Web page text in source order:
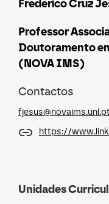
Frederico Cruz
Professor
Doutoramento
(NOVA IMS)
Contactos
fjesus@novaims.unl.pt
https://
Unidades